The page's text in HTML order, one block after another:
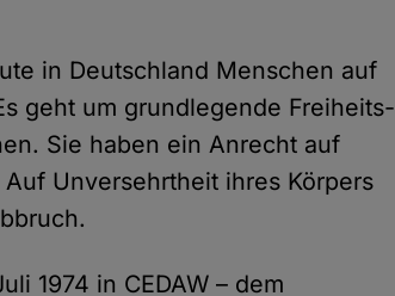
in Deutschland Menschen auf
geht um grundlegende Freiheits-
Sie haben ein Anrecht auf
Unversehrtheit ihres Körpers
1974 in CEDAW – dem